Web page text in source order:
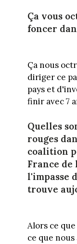
Ça vous
foncer
Ça nous
diriger ce
pays et
finir avec 7
Quelles
rouges
coalition
France
l'impasse
trouve
Alors ce
ce que